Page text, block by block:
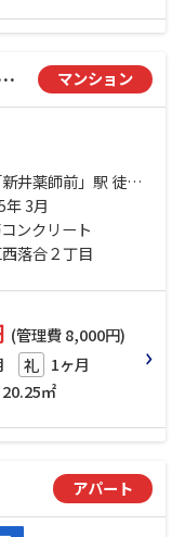
丁目のマンション マンション
井薬師前」駅 徒歩6
3月
ンクリート
落合２丁目
(管理費 8,000円)
礼 1ヶ月
㎡
アパート